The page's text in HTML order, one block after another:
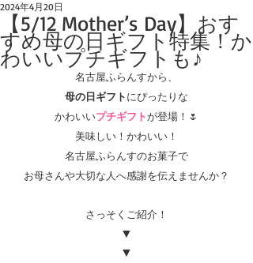
【5/12 Mother’s Day】おす
すめ母の日ギフト特集！か
わいいプチギフトも♪
2024年4月20日
名古屋ふらんすから、
母の日ギフトにぴったりな
かわいいプチギフトが登場！🌷
美味しい！かわいい！
名古屋ふらんすのお菓子で
お母さんや大切な人へ感謝を伝えませんか？
さっそくご紹介！
▼
▼